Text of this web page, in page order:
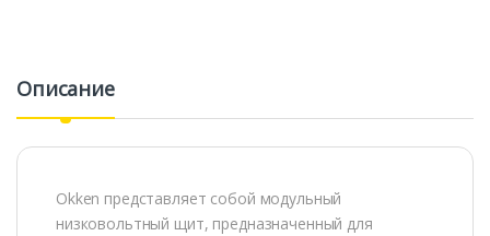
Описание
Okken представляет собой модульный
низковольтный щит, предназначенный для